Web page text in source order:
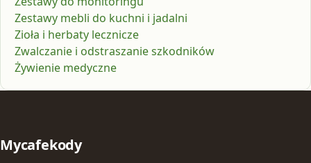
Zestawy mebli do kuchni i jadalni
Zioła i herbaty lecznicze
Zwalczanie i odstraszanie szkodników
Żywienie medyczne
Mycafekody